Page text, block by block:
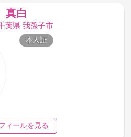
真白
葉県 我孫子市
本人証
ィールを見る